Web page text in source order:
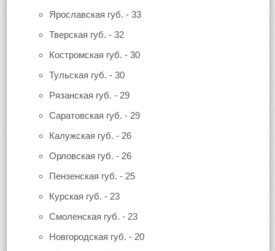
Ярославская губ. - 33
Тверская губ. - 32
Костромская губ. - 30
Тульская губ. - 30
Рязанская губ. - 29
Саратовская губ. - 29
Калужская губ. - 26
Орловская губ. - 26
Пензенская губ. - 25
Курская губ. - 23
Смоленская губ. - 23
Новгородская губ. - 20